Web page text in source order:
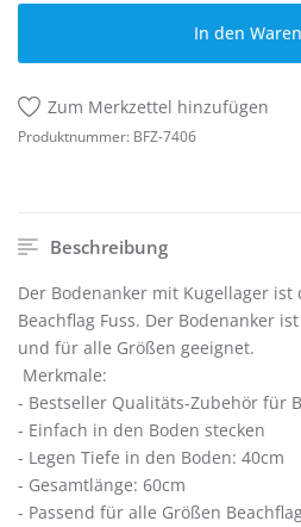
In den
Zum Merkzettel hinzufügen
Produktnummer: BFZ-7406
Beschreibung
Der Bodenanker mit Kugellager ist
Beachflag Fuss. Der Bodenanker
und für alle Größen geeignet.
Merkmale:
- Bestseller Qualitäts-Zubehör für
- Einfach in den Boden stecken
- Legen Tiefe in den Boden: 40cm
- Gesamtlänge: 60cm
- Passend für alle Größen